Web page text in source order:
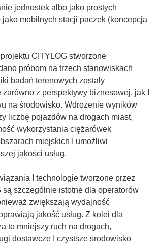
k
n
)
jednostek albo jako prostych
jako mobilnych stacji paczek (koncepcja
CITYLOG stworzone
próbom na trzech stanowiskach
badań terenowych zostały
z perspektywy biznesowej, jak I
na środowisko. Wdrożenie wyników
liczbę pojazdów na drogach miast,
wykorzystania ciężarówek
miejskich I umożliwi
jakości usług.
I technologie tworzone przez
są szczególnie istotne dla operatorów
zwiększają wydajność
jakość usług. Z kolei dla
to mniejszy ruch na drogach,
dostawcze I czystsze środowisko